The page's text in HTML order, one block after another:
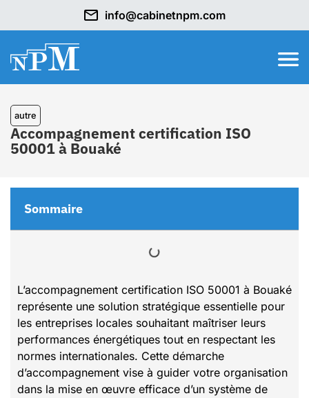
info@cabinetnpm.com
autre
Accompagnement certification ISO
50001 à Bouaké
L’accompagnement certification ISO 50001 à Bouaké
représente une solution stratégique essentielle pour
les entreprises locales souhaitant maîtriser leurs
performances énergétiques tout en respectant les
normes internationales. Cette démarche
d’accompagnement vise à guider votre organisation
dans la mise en œuvre efficace d’un système de
Sommaire